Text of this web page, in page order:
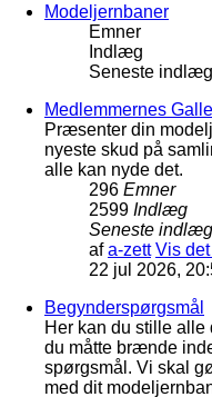
Modeljernbaner
Emner
Indlæg
Seneste indlæg
Medlemmernes
Præsenter din
nyeste skud på
alle kan nyde det.
296 Emner
2599 Indlæg
Seneste indlæg
afa-zett Vis
22 jul 2026,
Begynderspørgsmål
Her kan du stille
du måtte brænde
spørgsmål. Vi skal
med dit